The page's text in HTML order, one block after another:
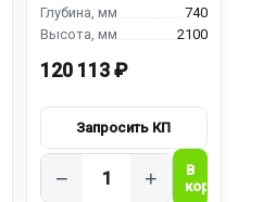
740
2100
120 113 ₽
− +